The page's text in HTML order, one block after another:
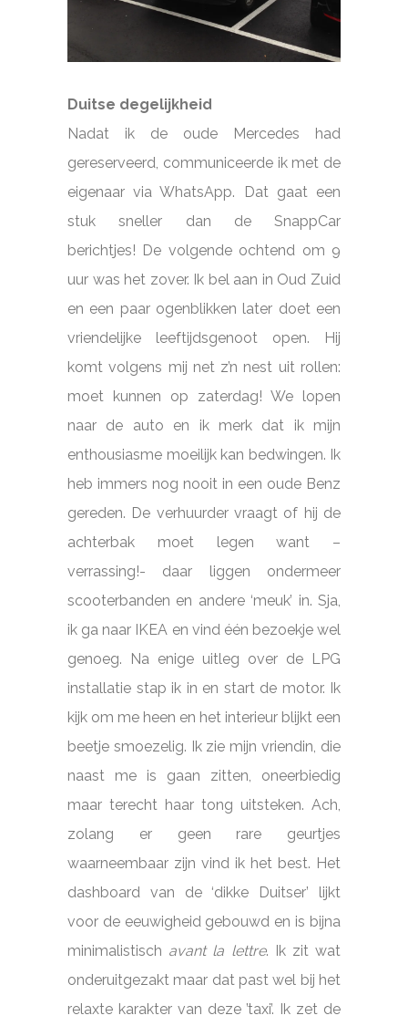
Duitse degelijkheid
Nadat ik de oude Mercedes had
gereserveerd, communiceerde ik met de
eigenaar via WhatsApp. Dat gaat een
stuk sneller dan de SnappCar
berichtjes! De volgende ochtend om 9
uur was het zover. Ik bel aan in Oud Zuid
en een paar ogenblikken later doet een
vriendelijke leeftijdsgenoot open. Hij
komt volgens mij net z’n nest uit rollen:
moet kunnen op zaterdag! We lopen
naar de auto en ik merk dat ik mijn
enthousiasme moeilijk kan bedwingen. Ik
heb immers nog nooit in een oude Benz
gereden. De verhuurder vraagt of hij de
achterbak moet legen want –
verrassing!- daar liggen ondermeer
scooterbanden en andere ‘meuk’ in. Sja,
ik ga naar IKEA en vind één bezoekje wel
genoeg. Na enige uitleg over de LPG
installatie stap ik in en start de motor. Ik
kijk om me heen en het interieur blijkt een
beetje smoezelig. Ik zie mijn vriendin, die
naast me is gaan zitten, oneerbiedig
maar terecht haar tong uitsteken. Ach,
zolang er geen rare geurtjes
waarneembaar zijn vind ik het best. Het
dashboard van de ‘dikke Duitser’ lijkt
voor de eeuwigheid gebouwd en is bijna
minimalistisch avant la lettre. Ik zit wat
onderuitgezakt maar dat past wel bij het
relaxte karakter van deze ’taxi’. Ik zet de